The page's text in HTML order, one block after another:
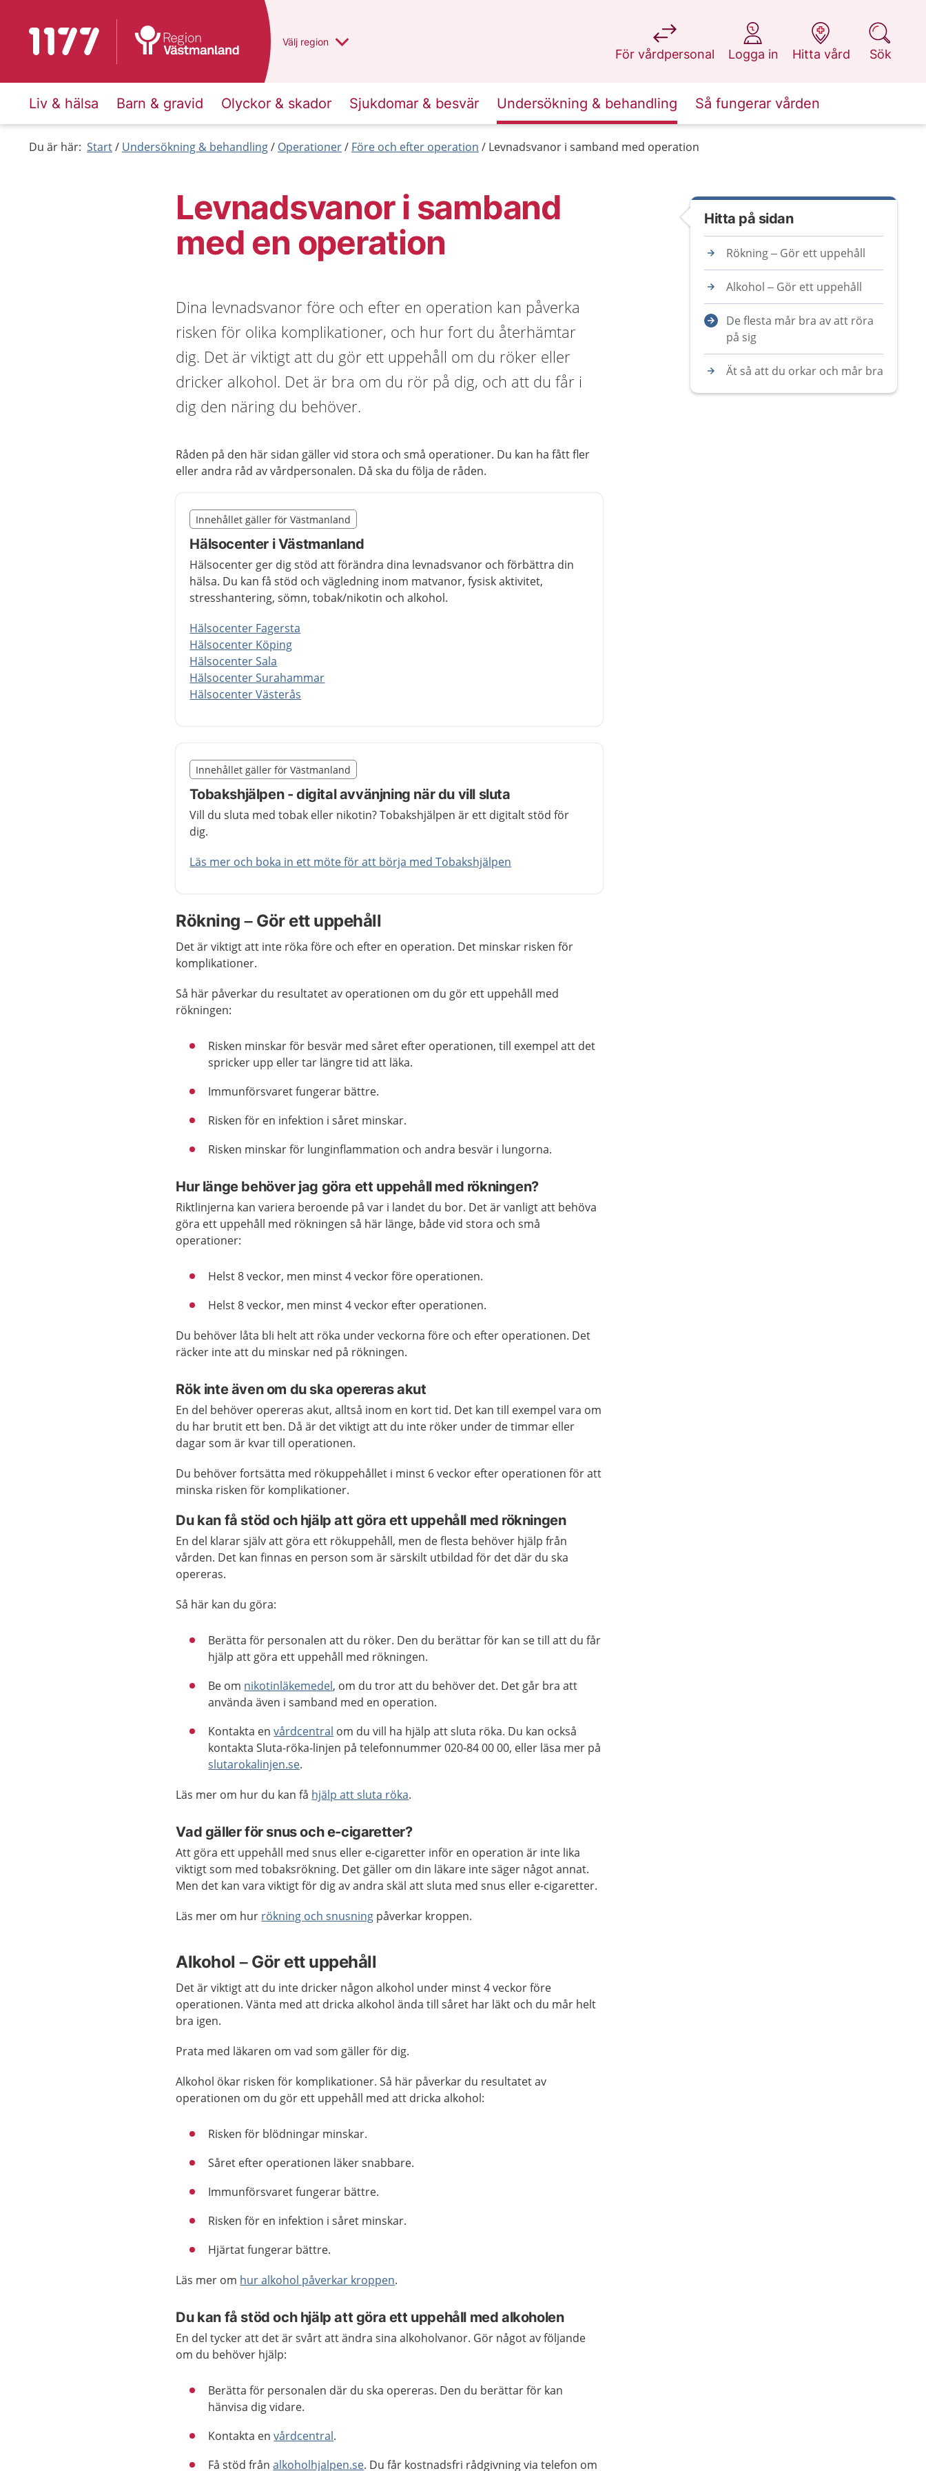
Till startsidan för 1177 Du har valt region
Välj en annan
region
För vårdpersonal
på 1177.se
Logga in
på 1177.se
Hitta vård
på 1177.se
Sök
på 1177.se
Liv & hälsa Barn & gravid Olyckor & skador Sjukdomar & besvär Undersökning & behandling Så fungerar vården
Du är här: Start Undersökning & behandling Operationer Före och efter operation Levnadsvanor i samband med operation
Levnadsvanor i samband
med en operation
Dina levnadsvanor före och efter en operation kan påverka
risken för olika komplikationer, och hur fort du återhämtar
dig. Det är viktigt att du gör ett uppehåll om du röker eller
dricker alkohol. Det är bra om du rör på dig, och att du får i
dig den näring du behöver.
Råden på den här sidan gäller vid stora och små operationer. Du kan ha fått fler
eller andra råd av vårdpersonalen. Då ska du följa de råden.
Nedan innehåll gäller region Västmanland
Innehållet gäller för Västmanland
Hälsocenter i Västmanland
Hälsocenter ger dig stöd att förändra dina levnadsvanor och förbättra din
hälsa. Du kan få stöd och vägledning inom matvanor, fysisk aktivitet,
stresshantering, sömn, tobak/nikotin och alkohol.
Hälsocenter Fagersta
Hälsocenter Köping
Hälsocenter Sala
Hälsocenter Surahammar
Hälsocenter Västerås
Slut på det regionala tillägget från region Västmanland
Nedan innehåll gäller region Västmanland
Innehållet gäller för Västmanland
Tobakshjälpen - digital avvänjning när du vill sluta
Vill du sluta med tobak eller nikotin? Tobakshjälpen är ett digitalt stöd för
dig.
Läs mer och boka in ett möte för att börja med Tobakshjälpen
Slut på det regionala tillägget från region Västmanland
Rökning – Gör ett uppehåll
Det är viktigt att inte röka före och efter en operation. Det minskar risken för
komplikationer.
Så här påverkar du resultatet av operationen om du gör ett uppehåll med
rökningen:
Risken minskar för besvär med såret efter operationen, till exempel att det
spricker upp eller tar längre tid att läka.
Immunförsvaret fungerar bättre.
Risken för en infektion i såret minskar.
Risken minskar för lunginflammation och andra besvär i lungorna.
Hur länge behöver jag göra ett uppehåll med rökningen?
Riktlinjerna kan variera beroende på var i landet du bor. Det är vanligt att behöva
göra ett uppehåll med rökningen så här länge, både vid stora och små
operationer:
Helst 8 veckor, men minst 4 veckor före operationen.
Helst 8 veckor, men minst 4 veckor efter operationen.
Du behöver låta bli helt att röka under veckorna före och efter operationen. Det
räcker inte att du minskar ned på rökningen.
Rök inte även om du ska opereras akut
En del behöver opereras akut, alltså inom en kort tid. Det kan till exempel vara om
du har brutit ett ben. Då är det viktigt att du inte röker under de timmar eller
dagar som är kvar till operationen.
Du behöver fortsätta med rökuppehållet i minst 6 veckor efter operationen för att
minska risken för komplikationer.
Du kan få stöd och hjälp att göra ett uppehåll med rökningen
En del klarar själv att göra ett rökuppehåll, men de flesta behöver hjälp från
vården. Det kan finnas en person som är särskilt utbildad för det där du ska
opereras.
Så här kan du göra:
Berätta för personalen att du röker. Den du berättar för kan se till att du får
hjälp att göra ett uppehåll med rökningen.
Be om nikotinläkemedel, om du tror att du behöver det. Det går bra att
använda även i samband med en operation.
Kontakta envårdcentral om du vill ha hjälp att sluta röka. Du kan också
kontakta Sluta-röka-linjen på telefonnummer 020-84 00 00, eller läsa mer på
slutarokalinjen.se.
Läs mer om hur du kan få hjälp att sluta röka.
Vad gäller för snus och e-cigaretter?
Att göra ett uppehåll med snus eller e-cigaretter inför en operation är inte lika
viktigt som med tobaksrökning. Det gäller om din läkare inte säger något annat.
Men det kan vara viktigt för dig av andra skäl att sluta med snus eller e-cigaretter.
Läs mer om hur rökning och snusning påverkar kroppen.
Alkohol – Gör ett uppehåll
Det är viktigt att du inte dricker någon alkohol under minst 4 veckor före
operationen. Vänta med att dricka alkohol ända till såret har läkt och du mår helt
bra igen.
Prata med läkaren om vad som gäller för dig.
Alkohol ökar risken för komplikationer. Så här påverkar du resultatet av
operationen om du gör ett uppehåll med att dricka alkohol:
Risken för blödningar minskar.
Såret efter operationen läker snabbare.
Immunförsvaret fungerar bättre.
Risken för en infektion i såret minskar.
Hjärtat fungerar bättre.
Läs mer om hur alkohol påverkar kroppen.
Du kan få stöd och hjälp att göra ett uppehåll med alkoholen
En del tycker att det är svårt att ändra sina alkoholvanor. Gör något av följande
om du behöver hjälp:
Berätta för personalen där du ska opereras. Den du berättar för kan
hänvisa dig vidare.
Kontakta envårdcentral.
Få stöd frånalkoholhjalpen.se. Du får kostnadsfri rådgivning via telefon om
Hitta på sidan
Rökning – Gör ett uppehåll
Alkohol – Gör ett uppehåll
De flesta mår bra av att röra
på sig
Ät så att du orkar och mår bra